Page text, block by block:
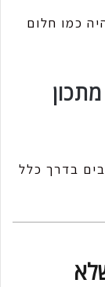
כמו חלום
בדרך כלל